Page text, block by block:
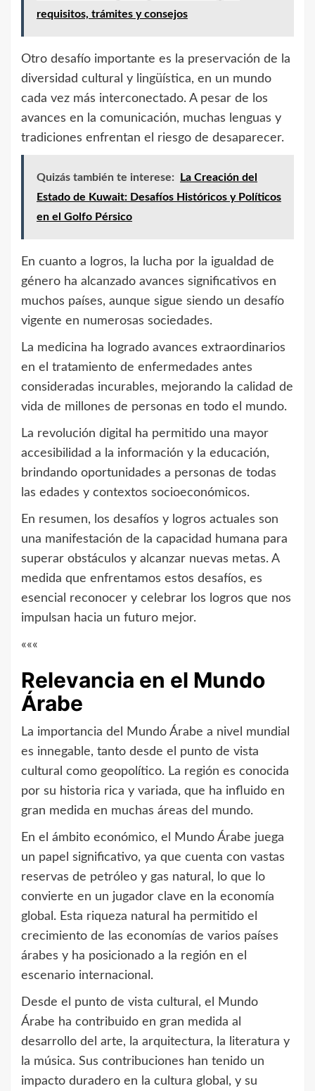
requisitos, trámites y consejos
Otro desafío importante es la preservación de la
diversidad cultural y lingüística, en un mundo
cada vez más interconectado. A pesar de los
avances en la comunicación, muchas lenguas y
tradiciones enfrentan el riesgo de desaparecer.
Quizás también te interese:
La Creación del
Estado de Kuwait: Desafíos Históricos y Políticos
en el Golfo Pérsico
En cuanto a logros, la lucha por la igualdad de
género ha alcanzado avances significativos en
muchos países, aunque sigue siendo un desafío
vigente en numerosas sociedades.
La medicina ha logrado avances extraordinarios
en el tratamiento de enfermedades antes
consideradas incurables, mejorando la calidad de
vida de millones de personas en todo el mundo.
La revolución digital ha permitido una mayor
accesibilidad a la información y la educación,
brindando oportunidades a personas de todas
las edades y contextos socioeconómicos.
En resumen, los desafíos y logros actuales son
una manifestación de la capacidad humana para
superar obstáculos y alcanzar nuevas metas. A
medida que enfrentamos estos desafíos, es
esencial reconocer y celebrar los logros que nos
impulsan hacia un futuro mejor.
«««
Relevancia en el Mundo
Árabe
La importancia del Mundo Árabe a nivel mundial
es innegable, tanto desde el punto de vista
cultural como geopolítico. La región es conocida
por su historia rica y variada, que ha influido en
gran medida en muchas áreas del mundo.
En el ámbito económico, el Mundo Árabe juega
un papel significativo, ya que cuenta con vastas
reservas de petróleo y gas natural, lo que lo
convierte en un jugador clave en la economía
global. Esta riqueza natural ha permitido el
crecimiento de las economías de varios países
árabes y ha posicionado a la región en el
escenario internacional.
Desde el punto de vista cultural, el Mundo
Árabe ha contribuido en gran medida al
desarrollo del arte, la arquitectura, la literatura y
la música. Sus contribuciones han tenido un
impacto duradero en la cultura global, y su